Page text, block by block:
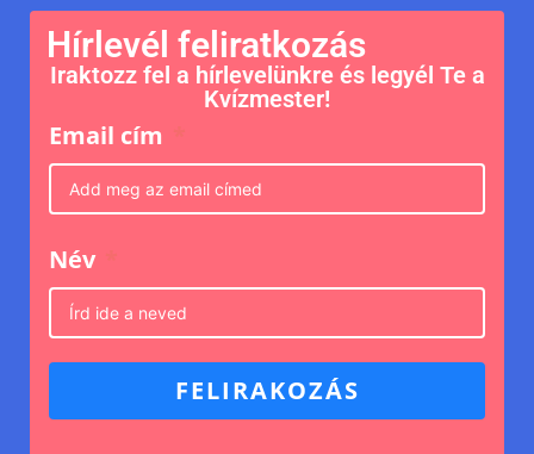
Hírlevél feliratkozás
Iraktozz fel a hírlevelünkre és legyél Te a
Kvízmester!
Email cím
Név
FELIRAKOZÁS